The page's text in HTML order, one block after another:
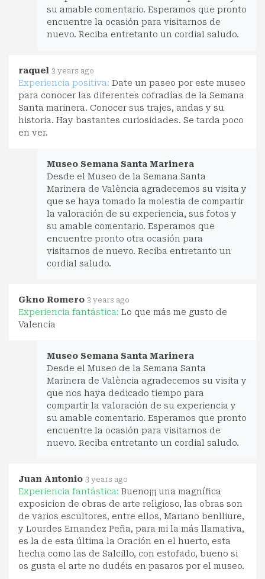
su amable comentario. Esperamos que pronto
encuentre la ocasión para visitarnos de
nuevo. Reciba entretanto un cordial saludo.
raquel 3 years ago
Experiencia positiva: Date un paseo por este museo
para conocer las diferentes cofradías de la Semana
Santa marinera. Conocer sus trajes, andas y su
historia. Hay bastantes curiosidades. Se tarda poco
en ver.
Museo Semana Santa Marinera
Desde el Museo de la Semana Santa
Marinera de València agradecemos su visita y
que se haya tomado la molestia de compartir
la valoración de su experiencia, sus fotos y
su amable comentario. Esperamos que
encuentre pronto otra ocasión para
visitarnos de nuevo. Reciba entretanto un
cordial saludo.
Gkno Romero 3 years ago
Experiencia fantástica: Lo que más me gusto de
Valencia
Museo Semana Santa Marinera
Desde el Museo de la Semana Santa
Marinera de València agradecemos su visita y
que nos haya dedicado tiempo para
compartir la valoración de su experiencia y
su amable comentario. Esperamos que pronto
encuentre la ocasión para visitarnos de
nuevo. Reciba entretanto un cordial saludo.
Juan Antonio 3 years ago
Experiencia fantástica: Bueno¡¡¡ una magnífica
exposicion de obras de arte religioso, las obras son
de varios escultores, entre ellos, Mariano benlliure,
y Lourdes Ernandez Peña, para mi la más llamativa,
es la de esta última la Oración en el huerto, esta
hecha como las de Salcillo, con estofado, bueno si
os gusta el arte no dudéis en pasaros por el museo.